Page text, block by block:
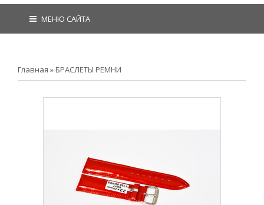
МЕНЮ САЙТА
Главная » БРАСЛЕТЫ РЕМНИ